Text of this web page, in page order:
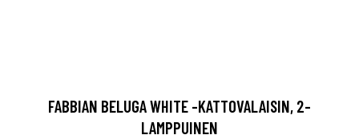
FABBIAN BELUGA WHITE -KATTOVALAISIN, 2-
LAMPPUINEN